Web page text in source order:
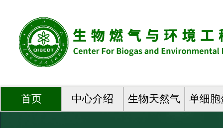
首页 中心介绍 生物天然气 单细